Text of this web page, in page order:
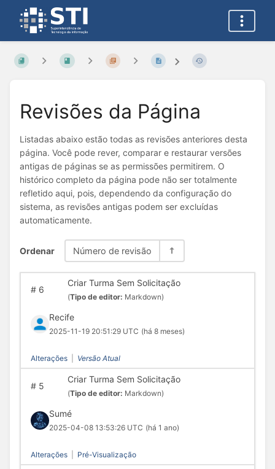
Revisões da Página
Listadas abaixo estão todas as revisões anteriores desta
página. Você pode rever, comparar e restaurar versões
antigas de páginas se as permissões permitirem. O
histórico completo da página pode não ser totalmente
refletido aqui, pois, dependendo da configuração do
sistema, as revisões antigas podem ser excluídas
automaticamente.
Ordenar Número de revisão
#6
Criar Turma Sem Solicitação
(Tipo de editor: Markdown)
Recife
2025-11-19 20:51:29 UTC (há 8 meses)
Alterações Versão Atual
#5
Criar Turma Sem Solicitação
(Tipo de editor: Markdown)
Sumé
2025-04-08 13:53:26 UTC (há 1 ano)
Alterações Pré-Visualização